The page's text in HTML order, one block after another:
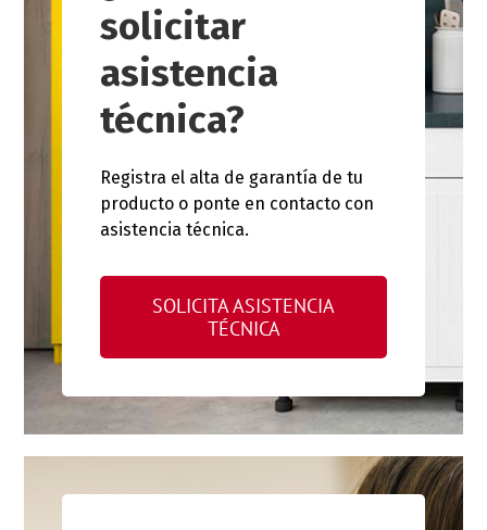
solicitar
asistencia
técnica?
Registra el alta de garantía de tu
producto o ponte en contacto con
asistencia técnica.
SOLICITA ASISTENCIA
TÉCNICA